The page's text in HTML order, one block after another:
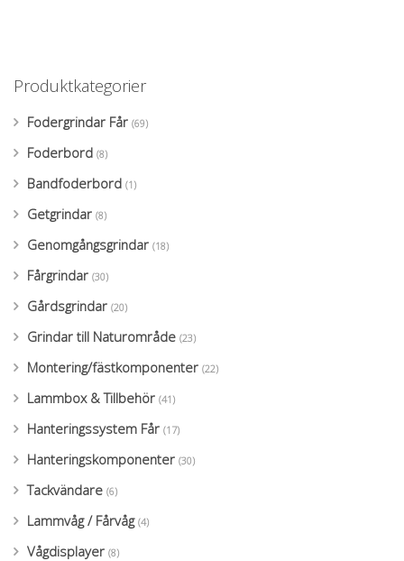
Produktkategorier
Fodergrindar Får (69)
Foderbord (8)
Bandfoderbord (1)
Getgrindar (8)
Genomgångsgrindar (18)
Fårgrindar (30)
Gårdsgrindar (20)
Grindar till Naturområde (23)
Montering/fästkomponenter (22)
Lammbox & Tillbehör (41)
Hanteringssystem Får (17)
Hanteringskomponenter (30)
Tackvändare (6)
Lammvåg / Fårvåg (4)
Vågdisplayer (8)